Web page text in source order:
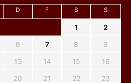
D F S S
1
2
6 7 8
9
13 14 15
16
20 21 22
23